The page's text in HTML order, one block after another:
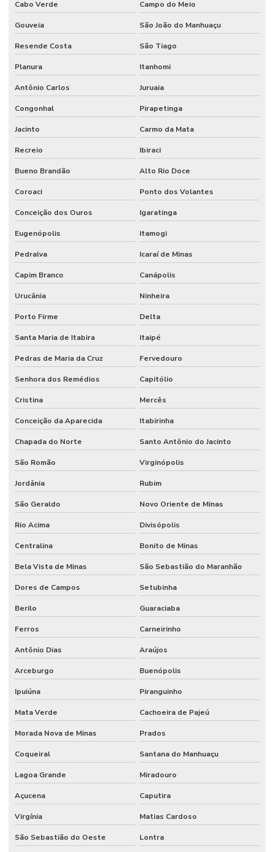
Cabo Verde Campo do Meio
Gouveia São João do Manhuaçu
Resende Costa São Tiago
Planura Itanhomi
Antônio Carlos Juruaia
Congonhal Pirapetinga
Jacinto Carmo da Mata
Recreio Ibiraci
Bueno Brandão Alto Rio Doce
Coroaci Ponto dos Volantes
Conceição dos Ouros Igaratinga
Eugenópolis Itamogi
Pedralva Icaraí de Minas
Capim Branco Canápolis
Urucânia Ninheira
Porto Firme Delta
Santa Maria de Itabira Itaipé
Pedras de Maria da Cruz Fervedouro
Senhora dos Remédios Capitólio
Cristina Mercês
Conceição da Aparecida Itabirinha
Chapada do Norte Santo Antônio do Jacinto
São Romão Virginópolis
Jordânia Rubim
São Geraldo Novo Oriente de Minas
Rio Acima Divisópolis
Centralina Bonito de Minas
Bela Vista de Minas São Sebastião do Maranhão
Dores de Campos Setubinha
Berilo Guaraciaba
Ferros Carneirinho
Antônio Dias Araújos
Arceburgo Buenópolis
Ipuiúna Piranguinho
Mata Verde Cachoeira de Pajeú
Morada Nova de Minas Prados
Coqueiral Santana do Manhuaçu
Lagoa Grande Miradouro
Açucena Caputira
Virgínia Matias Cardoso
São Sebastião do Oeste Lontra